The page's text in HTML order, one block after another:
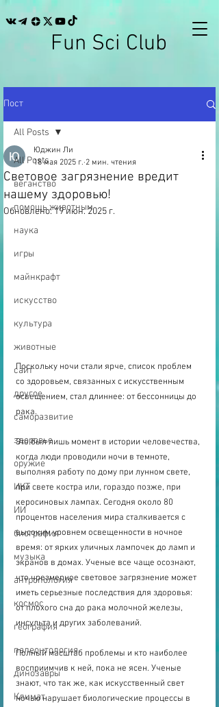
Fun Sci Club
Пост
All Posts
веганство
помощь животным
наука
игры
майнкрафт
искусство
культура
животные
сайт
другое
саморазвитие
здоровье
оружие
ИКТ
ИИ
биография
музыка
антропология
космос
география
палеонтология
динозавры
Климат
All Posts
Световое загрязнение вредит
нашему здоровью!
Юджин Ли
18 мая 2025 г. 2 мин. чтения
Обновлено:19 июн. 2025 г.
Поскольку ночи стали ярче, список проблем
со здоровьем, связанных с искусственным
освещением, стал длиннее: от бессонницы до
рака.
Это был лишь момент в истории человечества,
когда люди проводили ночи в темноте,
выполняя работу по дому при лунном свете,
при свете костра или, гораздо позже, при
керосиновых лампах. Сегодня около 80
процентов населения мира сталкивается с
высоким уровнем освещенности в ночное
время: от ярких уличных лампочек до ламп и
экранов в домах. Ученые все чаще осознают,
что чрезмерное световое загрязнение может
иметь серьезные последствия для здоровья:
от плохого сна до рака молочной железы,
инсульта и других заболеваний.
Полный масштаб проблемы и кто наиболее
восприимчив к ней, пока не ясен. Ученые
знают, что так же, как искусственный свет
ночью нарушает биологические процессы в